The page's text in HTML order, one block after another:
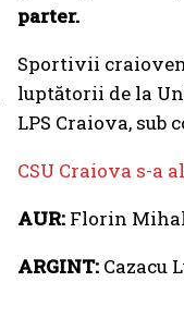
parter.
Sportivii
luptătorii de la
LPS Craiova, sub
CSU Craiova s-a
AUR: Florin
ARGINT: Cazacu